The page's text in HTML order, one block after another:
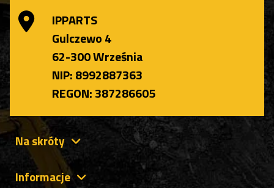
IPPARTS
Gulczewo 4
62-300 Września
NIP: 8992887363
REGON: 387286605
Na skróty
Informacje